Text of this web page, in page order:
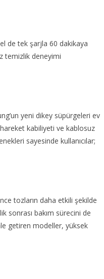
de tek şarjla 60 dakikaya
temizlik deneyimi
yeni dikey süpürgeleri ev
kabiliyeti ve kablosuz
sayesinde kullanıcılar;
tozların daha etkili şekilde
sonrası bakım sürecini de
getiren modeller, yüksek